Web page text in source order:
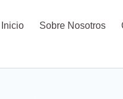
Inicio Sobre Nosotros